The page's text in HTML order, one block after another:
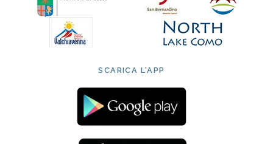
SCARICA L'APP